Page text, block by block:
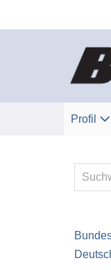
Inhalt
Profil
Suchen